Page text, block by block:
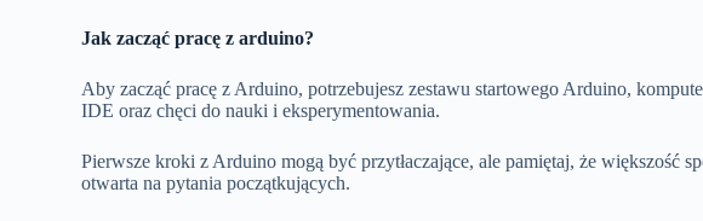
Jak zacząć pracę z arduino?
Aby zacząć pracę z Arduino, potrzebujesz zestawu startowego Arduino,
IDE oraz chęci do nauki i eksperymentowania.
Pierwsze kroki z Arduino mogą być przytłaczające, ale pamiętaj, że ​​większość
otwarta na pytania początkujących.